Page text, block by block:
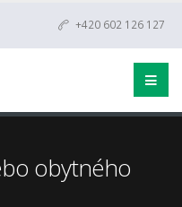
+420 602 126 127
obytného